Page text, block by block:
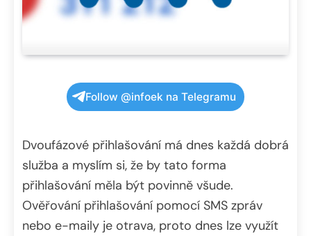
Follow @infoek na Telegramu
Dvoufázové přihlašování má dnes každá dobrá
služba a myslím si, že by tato forma
přihlašování měla být povinně všude.
Ověřování přihlašování pomocí SMS zpráv
nebo e-maily je otrava, proto dnes lze využít